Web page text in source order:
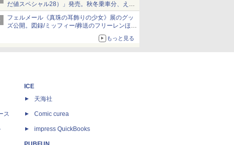
だ値スペシャル28）」発売。秋冬乗車分、えき
ねっと限定
フェルメール《真珠の耳飾りの少女》展のグッ
ズ公開。図録/ミッフィー/葬送のフリーレンほ
もっと見る
ス
ICE
天海社
Comic curea
impress QuickBooks